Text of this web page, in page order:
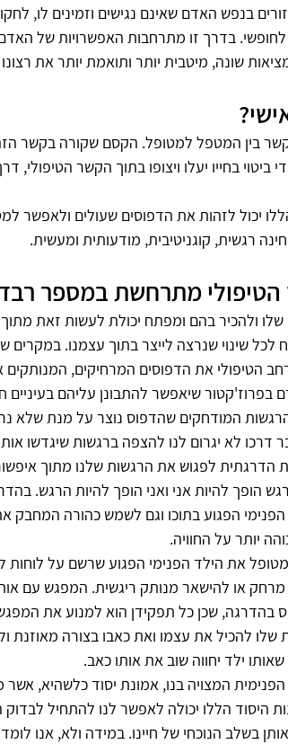
בנפש האדם שאינם נגישים וזמינים לו,
בדרך זו מתרחבות האפשרויות של
שונה, מיטבית יותר ותואמת יותר את
קשר בין המטפל למטופל. הקסם שקורה בקשר
בחייו יעלו ויצופו בתוך הקשר הטיפולי,
יכול לזהות את הדפוסים שעולים ולאפשר
רגשית, קוגניטיבית, מודעותית ומעשית.
מתרחשת במספר
ולהכיר בהם ומפתח יכולת לעשות זאת
שינוי שנרצה לייצר בתוך עצמנו. במקרים
הטיפולי את הדפוסים המרחיקים, המנותקים
בפרוז'קטור שיאפשר להתבונן עליהם בעיניים
המודחקים שהדפוס נוצר על מנת שלא
לא יגרום לנו להצפה ברגשות שיגדשו
הדרגתית לפגוש את הרגשות שלנו מתוך
הופך להיות אני ואני הופך להיות הרגש.
הפגוע בתוכו וגם לשמש כהורה המחבק
יותר על החוויה.
את הילד הפנימי הפגוע שרשם על לוחות
מרחק או להישאר מנותק ריגשית. המפגש עם
שכן כל תפקידן הוא למנוע את
שלו להכיל את עצמו ואת כאבו בצורה מאוזנת
ילד יחווה שוב את אותו כאב.
המצויה בנו, אמונת יסוד כלשהיא,
היסוד הללו יכולה לאפשר לנו להתחיל לבדוק
בשלב הנוכחי של חיינו. במידה ולא, אנו